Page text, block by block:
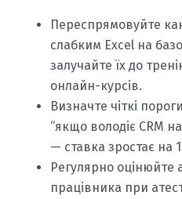
Переспрямовуйте
слабким Excel на
залучайте їх до
онлайн-курсів.
Визначте чіткі
“якщо володіє CRM на
— ставка зростає на
Регулярно оцінюйте
працівника при